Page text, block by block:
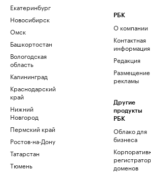
Екатеринбург
Новосибирск
Омск
Башкортостан
Вологодская
область
Калининград
Краснодарский
край
Нижний
Новгород
Пермский край
Ростов-на-Дону
Татарстан
Тюмень
РБК
О компании
Контактная
информация
Редакция
Размещение
рекламы
Другие
продукты
РБК
Облако для
бизнеса
регистратор
доменов